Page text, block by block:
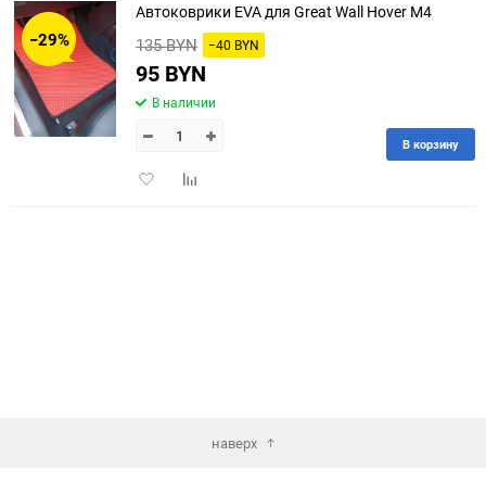
30
150
−29%
Автоковрики EVA для Great Wall Hover M4
135 BYN −40 BYN
95 BYN
В наличии
ДобавитьДобавить
В корзину
наверх